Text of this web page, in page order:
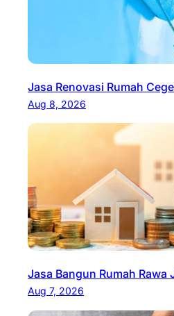
Jasa Renovasi Rumah
Aug 8, 2026
Jasa Bangun Rumah Rawa
Aug 7, 2026